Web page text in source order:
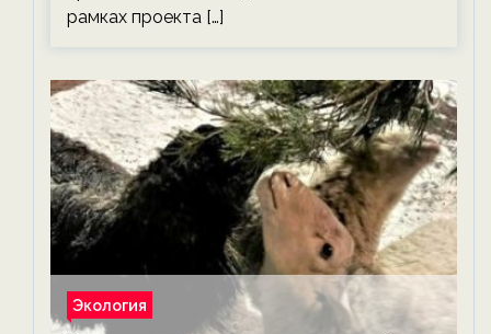
рамках проекта […]
Экология